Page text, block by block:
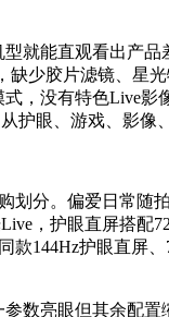
就能直观看出产
少胶片滤镜、星
没有特色Live影
护眼、游戏、影
分。偏爱日常
，护眼直屏搭
144Hz护眼直屏
数亮眼但其余配